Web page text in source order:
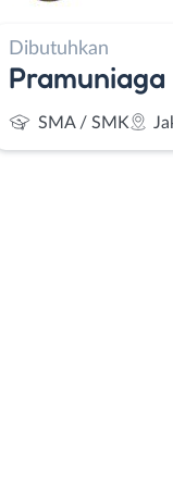
Dibutuhkan
Pramuniaga
SMA / SMK